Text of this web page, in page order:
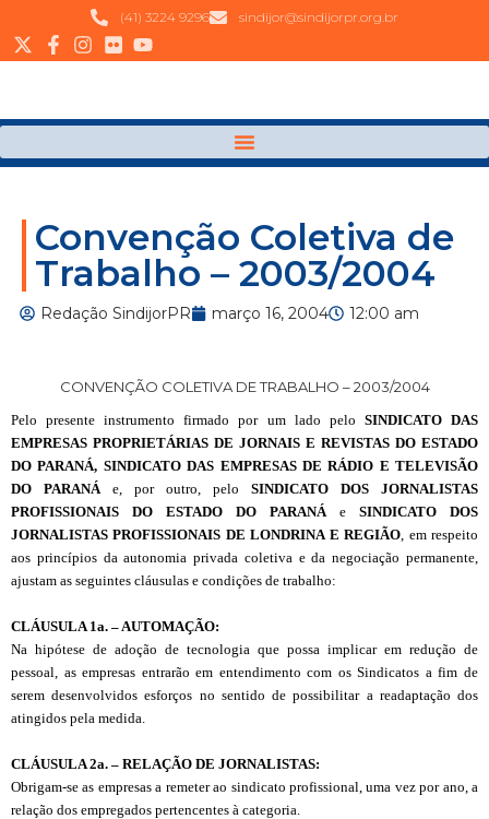
(41) 3224 9296 sindijor@sindijorpr.org.br
Convenção Coletiva de
Trabalho – 2003/2004
Redação SindijorPR março 16, 2004 12:00 am
CONVENÇÃO COLETIVA DE TRABALHO – 2003/2004
Pelo presente instrumento firmado por um lado pelo SINDICATO DAS
EMPRESAS PROPRIETÁRIAS DE JORNAIS E REVISTAS DO ESTADO
DO PARANÁ, SINDICATO DAS EMPRESAS DE RÁDIO E TELEVISÃO
DO PARANÁ e, por outro, pelo SINDICATO DOS JORNALISTAS
PROFISSIONAIS DO ESTADO DO PARANÁ e SINDICATO DOS
JORNALISTAS PROFISSIONAIS DE LONDRINA E REGIÃO , em respeito
aos princípios da autonomia privada coletiva e da negociação permanente,
ajustam as seguintes cláusulas e condições de trabalho:
CLÁUSULA 1a. – AUTOMAÇÃO:
Na hipótese de adoção de tecnologia que possa implicar em redução de
pessoal, as empresas entrarão em entendimento com os Sindicatos a fim de
serem desenvolvidos esforços no sentido de possibilitar a readaptação dos
atingidos pela medida.
CLÁUSULA 2a. – RELAÇÃO DE JORNALISTAS:
Obrigam-se as empresas a remeter ao sindicato profissional, uma vez por ano, a
relação dos empregados pertencentes à categoria.